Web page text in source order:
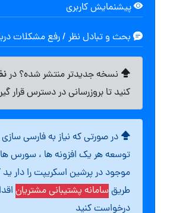
پیشنمایش کاربری
بحث و تبادل نظر / رفع مشکلات
نسخه جدیدتر منتشر شده؟ در
کنید تا بروزرسانی در دسترس قرار
در صورتی که نیاز به فارسی
توسعه هر یک افزونه ها ، سورس
موجود در پرشین اسکریپت را دار
طریقسامانه پشتیبانی مشتریان
درخواست کنید